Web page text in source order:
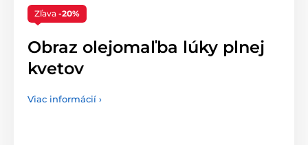
Zľava -20%
Obraz olejomaľba lúky plnej
kvetov
Viac informácií ›